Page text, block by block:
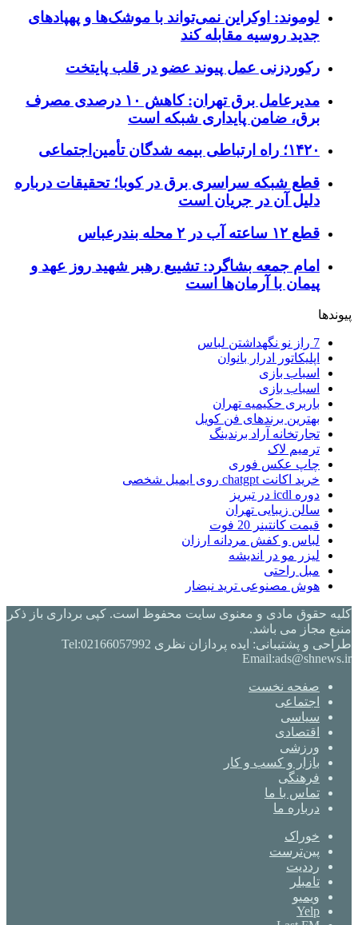
لوموند: اوکراین نمی‌تواند با موشک‌ها و پهپادهای
جدید روسیه مقابله کند
رکوردزنی عمل پیوند عضو در قلب پایتخت
مدیرعامل برق تهران: کاهش ۱۰ درصدی مصرف
برق، ضامن پایداری شبکه است
۱۴۲۰؛ راه ارتباطی بیمه شدگان تأمین‌اجتماعی
قطع شبکه سراسری برق در کوبا؛ تحقیقات درباره
دلیل آن در جریان است
قطع ۱۲ ساعته آب در ۲ محله بندرعباس
امام جمعه بشاگرد: تشییع رهبر شهید روز عهد و
پیمان با آرمان‌ها است
پیوندها
7 راز نو نگهداشتن لباس
اپلیکاتور ادرار بانوان
اسباب بازی
اسباب بازی
باربری حکیمیه تهران
بهترین برندهای فن کویل
تجارتخانه آراد برندینگ
ترمیم لاک
چاپ عکس فوری
خرید اکانت chatgpt روی ایمیل شخصی
دوره icdl در تبریز
سالن زیبایی تهران
قیمت کانتینر 20 فوت
لباس و کفش مردانه ارزان
لیزر مو در اندیشه
مبل راحتی
هوش مصنوعی ترید نبضار
کلیه حقوق مادی و معنوی سایت محفوظ است. کپی برداری باز ذکر
منبع مجاز می باشد.
طراحی و پشتیبانی: ایده پردازان نظری Tel:02166057992
Email:ads@shnews.ir
صفحه نخست
اجتماعی
سیاسی
اقتصادی
ورزشی
بازار و کسب و کار
فرهنگی
تماس با ما
درباره ما
خوراک
‫پین‌ترست
‫رددیت
‫تامبلر
ویمیو
Yelp